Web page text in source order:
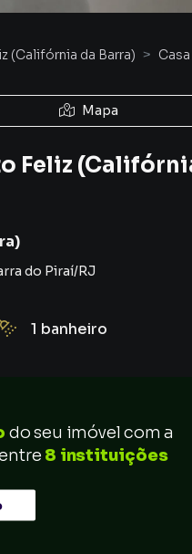
(Califórnia da Barra) Casa
Mapa
Feliz
do Piraí/RJ
1 banheiro
do seu imóvel com a
8 instituições